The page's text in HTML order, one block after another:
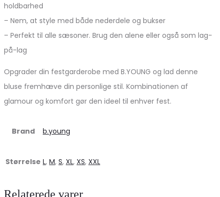
holdbarhed
– Nem, at style med både nederdele og bukser
– Perfekt til alle sæsoner. Brug den alene eller også som lag-
på-lag
Opgrader din festgarderobe med B.YOUNG og lad denne
bluse fremhæve din personlige stil. Kombinationen af
glamour og komfort gør den ideel til enhver fest.
Brand b.young
Størrelse L, M, S, XL, XS, XXL
Relaterede varer